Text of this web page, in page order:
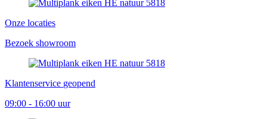
Onze locaties
Bezoek showroom
Klantenservice geopend
09:00 - 16:00 uur